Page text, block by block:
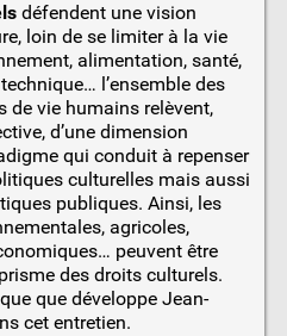
défendent une vision
loin de se limiter à la vie
alimentation, santé,
l’ensemble des
de vie humains relèvent,
d’une dimension
qui conduit à repenser
culturelles mais aussi
publiques. Ainsi, les
agricoles,
peuvent être
des droits culturels.
que développe Jean-
cet entretien.